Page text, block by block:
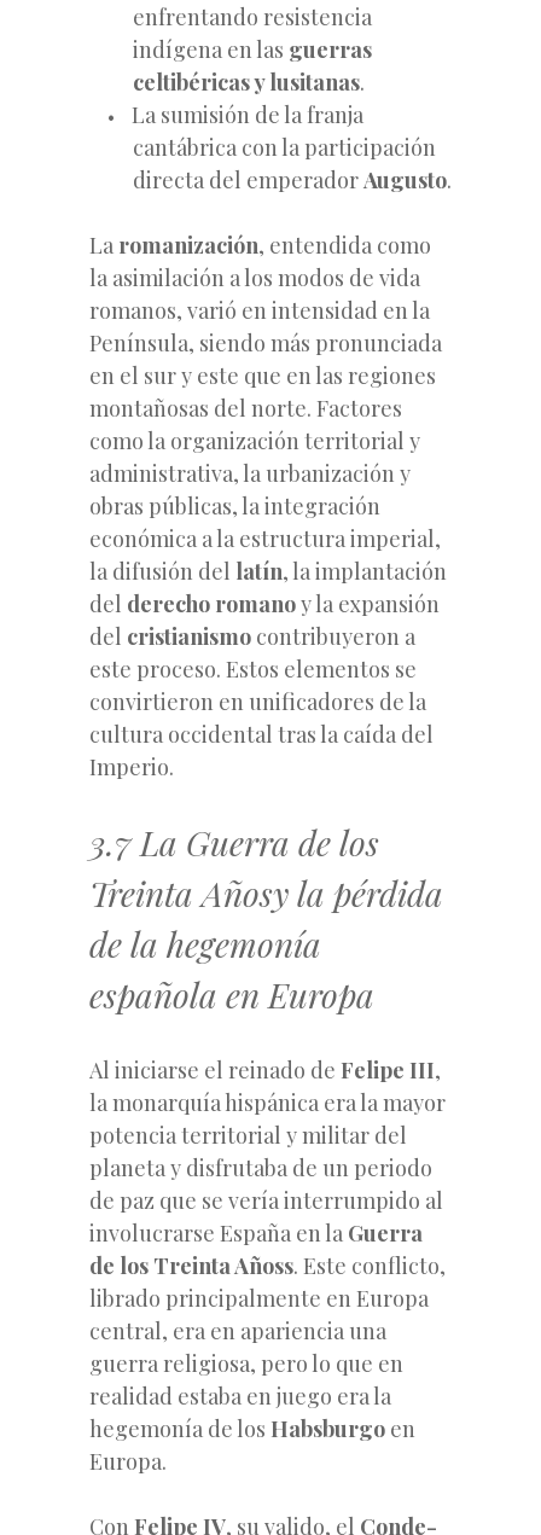
enfrentando resistencia
indígena en las guerras
celtibéricas y lusitanas.
La sumisión de la franja
cantábrica con la participación
directa del emperadorAugusto.
La romanización, entendida como
la asimilación a los modos de vida
romanos, varió en intensidad en la
Península, siendo más pronunciada
en el sur y este que en las regiones
montañosas del norte. Factores
como la organización territorial y
administrativa, la urbanización y
obras públicas, la integración
económica a la estructura imperial,
la difusión del latín, la implantación
del derecho romanoy la expansión
del cristianismo contribuyeron a
este proceso. Estos elementos se
convirtieron en unificadores de la
cultura occidental tras la caída del
Imperio.
3.7 La Guerra de los
Treinta Añosy la pérdida
de la hegemonía
española en Europa
Al iniciarse el reinado de Felipe III,
la monarquía hispánica era la mayor
potencia territorial y militar del
planeta y disfrutaba de un periodo
de paz que se vería interrumpido al
involucrarse España en la Guerra
de los Treinta Añoss. Este conflicto,
librado principalmente en Europa
central, era en apariencia una
guerra religiosa, pero lo que en
realidad estaba en juego era la
hegemonía de los Habsburgo en
Europa.
Con Felipe IV, su valido, el Conde-